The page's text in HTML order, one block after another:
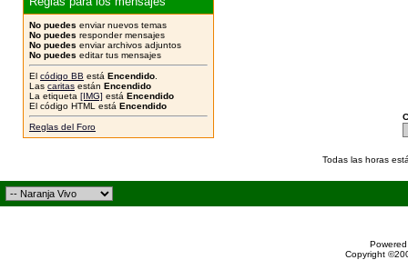
No puedes enviar nuevos temas
No puedes responder mensajes
No puedes enviar archivos adjuntos
No puedes editar tus mensajes
El código BB está Encendido
Las caritas están Encendido
La etiqueta [IMG] está Encendido
El código HTML está Encendido
Reglas del Foro
Todas las horas
Copyright